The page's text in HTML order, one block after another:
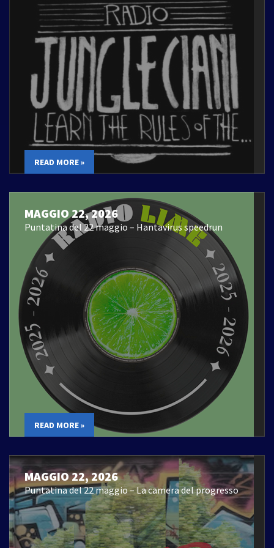
READ MORE »
MAGGIO 22, 2026
Puntatina del 22 maggio – Hantavirus speedrun
READ MORE »
MAGGIO 22, 2026
Puntatina del 22 maggio – La camera del progresso